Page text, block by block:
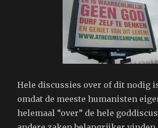
Hele discussies over of dit nodig
omdat de meeste humanisten
helemaal “over” de hele